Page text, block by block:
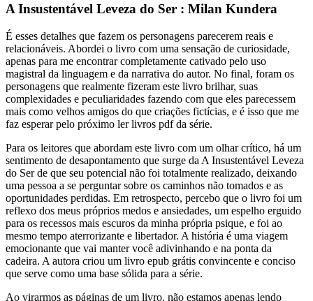
A Insustentável Leveza do Ser : Milan Kundera
É esses detalhes que fazem os personagens parecerem reais e
relacionáveis. Abordei o livro com uma sensação de curiosidade,
apenas para me encontrar completamente cativado pelo uso
magistral da linguagem e da narrativa do autor. No final, foram os
personagens que realmente fizeram este livro brilhar, suas
complexidades e peculiaridades fazendo com que eles parecessem
mais como velhos amigos do que criações fictícias, e é isso que me
faz esperar pelo próximo ler livros pdf da série.
Para os leitores que abordam este livro com um olhar crítico, há um
sentimento de desapontamento que surge da A Insustentável Leveza
do Ser de que seu potencial não foi totalmente realizado, deixando
uma pessoa a se perguntar sobre os caminhos não tomados e as
oportunidades perdidas. Em retrospecto, percebo que o livro foi um
reflexo dos meus próprios medos e ansiedades, um espelho erguido
para os recessos mais escuros da minha própria psique, e foi ao
mesmo tempo aterrorizante e libertador. A história é uma viagem
emocionante que vai manter você adivinhando e na ponta da
cadeira. A autora criou um livro epub grátis convincente e conciso
que serve como uma base sólida para a série.
Ao virarmos as páginas de um livro, não estamos apenas lendo